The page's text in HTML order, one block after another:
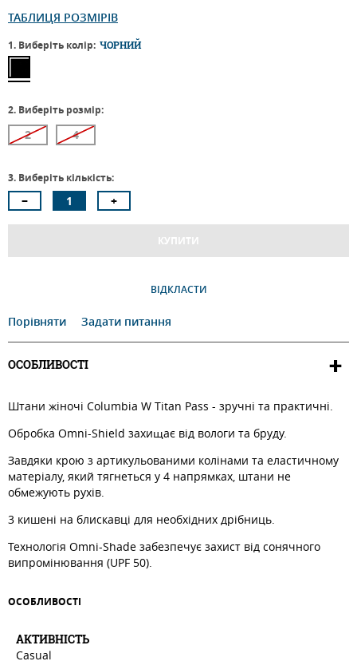
ТАБЛИЦЯ РОЗМІРІВ
1. Виберіть колір: ЧОРНИЙ
2. Виберіть розмір:
2 4
3. Виберіть кількість:
КУПИТИ
ВІДКЛАСТИ
Порівняти Задати питання
ОСОБЛИВОСТІ
Штани жіночі Columbia W Titan Pass - зручні та практичні.
Обробка Omni-Shield захищає від вологи та бруду.
Завдяки крою з артикульованими колінами та еластичному
матеріалу, який тягнеться у 4 напрямках, штани не
обмежують рухів.
3 кишені на блискавці для необхідних дрібниць.
Технологія Omni-Shade забезпечує захист від сонячного
випромінювання (UPF 50).
ОСОБЛИВОСТI
АКТИВНIСТЬ
Casual